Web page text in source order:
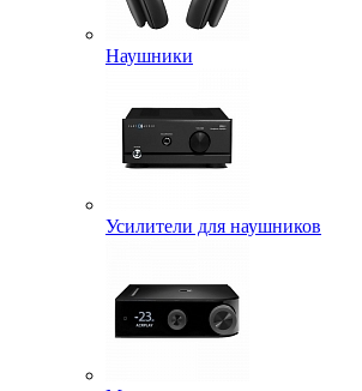
Наушники
Усилители для наушников